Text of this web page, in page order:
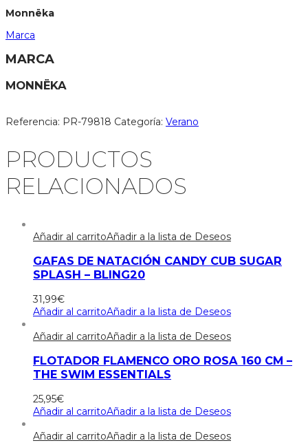
Monnëka
Marca
MARCA
MONNËKA
Referencia: PR-79818 Categoría: Verano
PRODUCTOS
RELACIONADOS
Añadir al carritoAñadir a la lista de Deseos
GAFAS DE NATACIÓN CANDY CUB SUGAR
SPLASH – BLING20
31,99€
Añadir al carritoAñadir a la lista de Deseos
Añadir al carritoAñadir a la lista de Deseos
FLOTADOR FLAMENCO ORO ROSA 160 CM –
THE SWIM ESSENTIALS
25,95€
Añadir al carritoAñadir a la lista de Deseos
Añadir al carritoAñadir a la lista de Deseos